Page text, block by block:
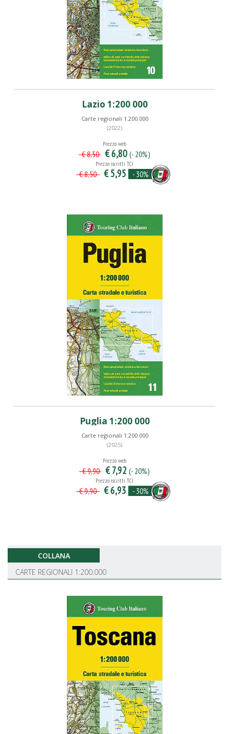
Lazio 1:200 000
Carte regionali 1:200.000
(2022)
Prezzo web
€ 8,50 € 6,80 (- 20%)
Prezzo iscritti TCI
€ 8,50 € 5,95 - 30%
Puglia 1:200 000
Carte regionali 1:200.000
(2025)
Prezzo web
€ 9,90 € 7,92 (- 20%)
Prezzo iscritti TCI
€ 9,90 € 6,93 - 30%
COLLANA
CARTE REGIONALI 1:200.000